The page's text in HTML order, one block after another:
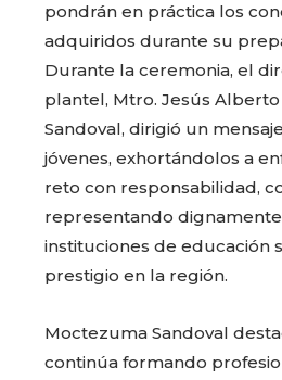
pondrán en práctica los
adquiridos durante su
Durante la ceremonia, el
plantel, Mtro. Jesús
Sandoval, dirigió un
jóvenes, exhortándolos a
reto con responsabilidad,
representando
instituciones de educación
prestigio en la región.
Moctezuma Sandoval
continúa formando